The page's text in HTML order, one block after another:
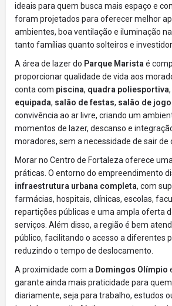
ideais para quem busca mais espaço e
foram projetados para oferecer melhor
ambientes, boa ventilação e iluminação
tanto famílias quanto solteiros e
A área de lazer do Parque Marista é
proporcionar qualidade de vida aos
conta com piscina, quadra poliesportiva,
equipada, salão de festas, salão de
convivência ao ar livre, criando um
momentos de lazer, descanso e
moradores, sem a necessidade de sair de
Morar no Centro de Fortaleza oferece
práticas. O entorno do empreendimento
infraestrutura urbana completa, com
farmácias, hospitais, clínicas, escolas,
repartições públicas e uma ampla oferta
serviços. Além disso, a região é bem
público, facilitando o acesso a diferentes
reduzindo o tempo de deslocamento.
A proximidade com a Domingos Olímpio
garante ainda mais praticidade para
diariamente, seja para trabalho, estudos